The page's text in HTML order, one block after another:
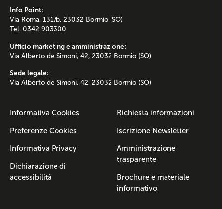
Info Point:
Via Roma, 131/b, 23032 Bormio (SO)
Tel. 0342 903300
Ufficio marketing e amministrazione:
Via Alberto de Simoni, 42, 23032 Bormio (SO)
Sede legale:
Via Alberto de Simoni, 42, 23032 Bormio (SO)
Informativa Cookies
Preferenze Cookies
Informativa Privacy
Dichiarazione di
accessibilità
Richiesta informazioni
Iscrizione Newsletter
Amministrazione
trasparente
Brochure e materiale
informativo